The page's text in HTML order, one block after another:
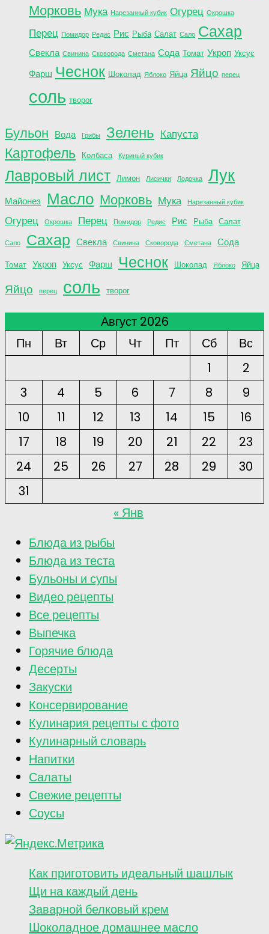
Морковь Мука Нарезанный кубик Огурец Окрошка
Перец Помидор Редис Рис Рыба Салат Сало Сахар
Свекла Свинина Сковорода Сметана Сода Томат Укроп Уксус
Фарш Чеснок Шоколад Яблоко Яйца Яйцо перец
соль творог
Бульон Вода Грибы Зелень Капуста
Картофель Колбаса Куриный кубик
Лавровый лист Лимон Лисички Лодочка Лук
Майонез Масло Морковь Мука Нарезанный кубик
Огурец Окрошка Перец Помидор Редис Рис Рыба Салат
Сало Сахар Свекла Свинина Сковорода Сметана Сода
Томат Укроп Уксус Фарш Чеснок Шоколад Яблоко Яйца
Яйцо перец соль творог
Август 2026
Пн
Вт Ср Чт Пт Сб
Вс
1
2
3
4 5 6 7 8
9
10
11 12 13 14 15
16
17
18 19 20 21 22
23
24
25 26 27 28 29
30
31
« Янв
Блюда из рыбы
Блюда из теста
Бульоны и супы
Видео рецепты
Все рецепты
Выпечка
Горячие блюда
Десерты
Закуски
Консервирование
Кулинария рецепты с фото
Кулинарный словарь
Напитки
Салаты
Свежие рецепты
Соусы
Как приготовить идеальный шашлык
Щи на каждый день
Заварной белковый крем
Шоколадное домашнее масло